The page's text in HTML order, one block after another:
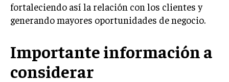
fortaleciendo así la relación con los clientes y
generando mayores oportunidades de negocio.
Importante información a
considerar